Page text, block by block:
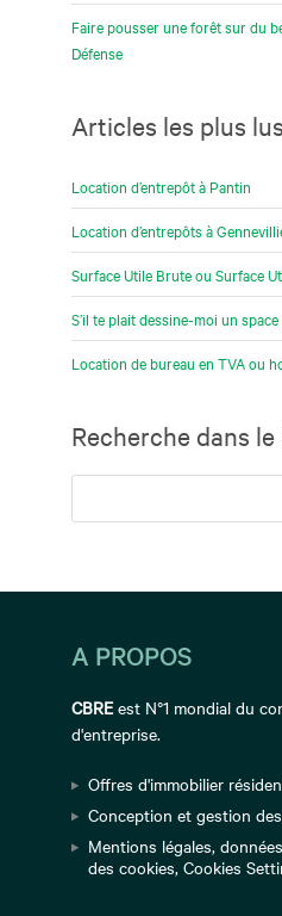
Faire pousser une forêt sur du
Défense
Articles les plus lus
Location d’entrepôt à Pantin
Location d’entrepôts à
Surface Utile Brute ou Surface
S’il te plait dessine-moi un
Location de bureau en TVA ou
Recherche dans le
A PROPOS
CBREest N°1 mondial du
d'entreprise.
Offres d'immobilier
Conception et gestion
Mentions légales,
des cookies, Cookies